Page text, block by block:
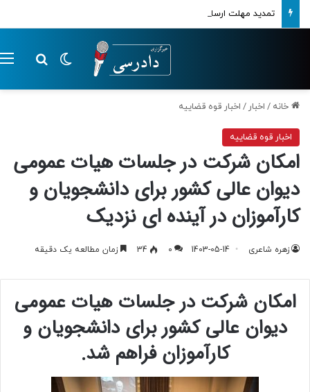
تمدید مهلت ارسال اظهارنامه‌های مالیاتی تا پایان تابستان 1405
تغییر پوسته
خانه / اخبار / اخبار قوه قضاییه
اخبار قوه قضاییه
امکان شرکت در جلسات هیات عمومی
دیوان عالی کشور برای دانشجویان و
کارآموزان در آینده ای نزدیک
زهره شاعری 1403-05-14
0
34 زمان مطالعه یک دقیقه
امکان شرکت در جلسات هیات عمومی
دیوان عالی کشور برای دانشجویان و
کارآموزان فراهم شد.